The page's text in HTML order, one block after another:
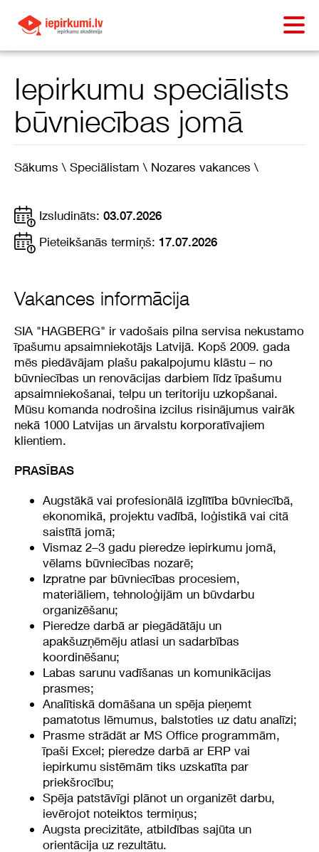
Iepirkumu speciālists
būvniecības jomā
Sākums \ Speciālistam \ Nozares vakances \
Izsludināts: 03.07.2026
Pieteikšanās termiņš: 17.07.2026
Vakances informācija
SIA "HAGBERG" ir vadošais pilna servisa nekustamo
īpašumu apsaimniekotājs Latvijā. Kopš 2009. gada
mēs piedāvājam plašu pakalpojumu klāstu – no
būvniecības un renovācijas darbiem līdz īpašumu
apsaimniekošanai, telpu un teritoriju uzkopšanai.
Mūsu komanda nodrošina izcilus risinājumus vairāk
nekā 1000 Latvijas un ārvalstu korporatīvajiem
klientiem.
PRASĪBAS
Augstākā vai profesionālā izglītība būvniecībā,
ekonomikā, projektu vadībā, loģistikā vai citā
saistītā jomā;
Vismaz 2–3 gadu pieredze iepirkumu jomā,
vēlams būvniecības nozarē;
Izpratne par būvniecības procesiem,
materiāliem, tehnoloģijām un būvdarbu
organizēšanu;
Pieredze darbā ar piegādātāju un
apakšuzņēmēju atlasi un sadarbības
koordinēšanu;
Labas sarunu vadīšanas un komunikācijas
prasmes;
Analītiskā domāšana un spēja pieņemt
pamatotus lēmumus, balstoties uz datu analīzi;
Prasme strādāt ar MS Office programmām,
īpaši Excel; pieredze darbā ar ERP vai
iepirkumu sistēmām tiks uzskatīta par
priekšrocību;
Spēja patstāvīgi plānot un organizēt darbu,
ievērojot noteiktos termiņus;
Augsta precizitāte, atbildības sajūta un
orientācija uz rezultātu.